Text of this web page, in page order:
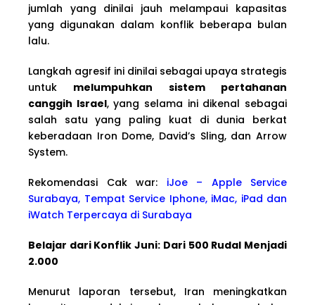
jumlah yang dinilai jauh melampaui kapasitas
yang digunakan dalam konflik beberapa bulan
lalu.
Langkah agresif ini dinilai sebagai upaya strategis
untuk melumpuhkan sistem pertahanan
canggih Israel, yang selama ini dikenal sebagai
salah satu yang paling kuat di dunia berkat
keberadaan Iron Dome, David’s Sling, dan Arrow
System.
Rekomendasi Cak war: iJoe – Apple Service
Surabaya, Tempat Service Iphone, iMac, iPad dan
iWatch Terpercaya di Surabaya
Belajar dari Konflik Juni: Dari 500 Rudal Menjadi
2.000
Menurut laporan tersebut, Iran meningkatkan